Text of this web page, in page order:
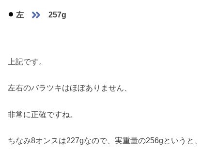
左 257g
上記です。
左右のバラツキはほぼありません、
非常に正確ですね。
ちなみ8オンスは227gなので、実重量の256gというと、